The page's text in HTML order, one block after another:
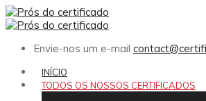
Envie-nos um e-mail
INÍCIO
TODOS OS NOSSOS CERTIFICADOS